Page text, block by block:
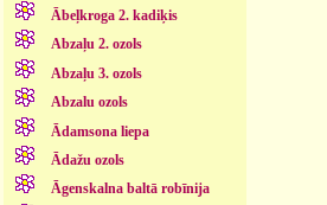
Ābeļkroga 2. kadiķis
Abzaļu 2. ozols
Abzaļu 3. ozols
Abzalu ozols
Ādamsona liepa
Ādažu ozols
Āgenskalna baltā robīnija